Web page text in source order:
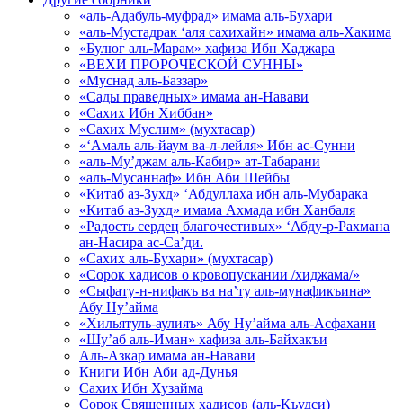
«аль-Адабуль-муфрад» имама аль-Бухари
«аль-Мустадрак ‘аля сахихайн» имама аль-Хакима
«Булюг аль-Марам» хафиза Ибн Хаджара
«ВЕХИ ПРОРОЧЕСКОЙ СУННЫ»
«Муснад аль-Баззар»
«Сады праведных» имама ан-Навави
«Сахих Ибн Хиббан»
«Сахих Муслим» (мухтасар)
«‘Амаль аль-йаум ва-л-лейля» Ибн ас-Сунни
«аль-Му’джам аль-Кабир» ат-Табарани
«аль-Мусаннаф» Ибн Аби Шейбы
«Китаб аз-Зухд» ‘Абдуллаха ибн аль-Мубарака
«Китаб аз-Зухд» имама Ахмада ибн Ханбаля
«Радость сердец благочестивых» ‘Абду-р-Рахмана
ан-Насира ас-Са’ди.
«Сахих аль-Бухари» (мухтасар)
«Сорок хадисов о кровопускании /хиджама/»
«Сыфату-н-нифакъ ва на’ту аль-мунафикъина»
Абу Ну’айма
«Хильятуль-аулияъ» Абу Ну’айма аль-Асфахани
«Шу’аб аль-Иман» хафиза аль-Байхакъи
Аль-Азкар имама ан-Навави
Книги Ибн Аби ад-Дунья
Сахих Ибн Хузайма
Сорок Священных хадисов (аль-Къудси)